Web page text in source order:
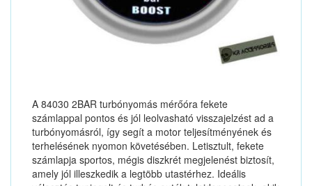
A 84030 2BAR turbónyomás mérőóra fekete
számlappal pontos és jól leolvasható visszajelzést ad a
turbónyomásról, így segít a motor teljesítményének és
terhelésének nyomon követésében. Letisztult, fekete
számlapja sportos, mégis diszkrét megjelenést biztosít,
amely jól illeszkedik a legtöbb utastérhez. Ideális